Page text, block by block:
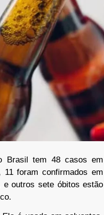
Brasil tem 48 casos em
11 foram confirmados em
e outros sete óbitos estão